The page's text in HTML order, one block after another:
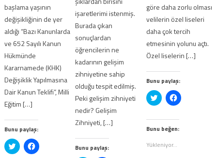
başlama yaşının
değişikliğinin de yer
aldığı “Bazı Kanunlarda
ve 652 Sayılı Kanun
Hükmünde
Kararnamede (KHK)
Değişiklik Yapılmasına
Dair Kanun Teklifi”, Milli
Eğitim […]
Bunu paylaş:
Twitter
üzerinde
Facebook'ta
paylaşmak
işaretlerimi istenmiş.
Burada çıkan
sonuçlardan
öğrencilerin ne
kadarının gelişim
zihniyetine sahip
olduğu tespit edilmiş.
Peki gelişim zihniyeti
nedir? Gelişim
Zihniyeti, […]
Bunu paylaş:
göre daha zorlu olması
velilerin özel liseleri
daha çok tercih
etmesinin yolunu açtı.
Özel liselerin […]
Bunu paylaş:
Twitter
üzerinde
tıklayın
(Yeni
pencerede
Facebook'ta
paylaşmak
(Yeni
pencerede
Bunu beğen:
Yükleniyor...